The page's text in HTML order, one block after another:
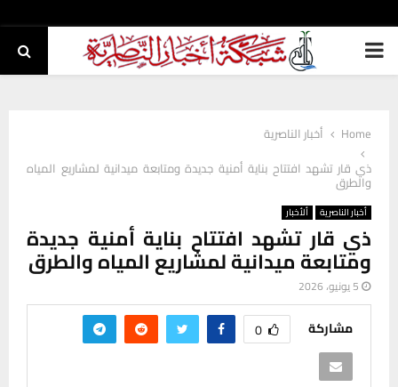
PRIMARY
Home
أخبار الناصرية
ذي قار تشهد افتتاح بناية أمنية جديدة ومتابعة ميدانية لمشاريع المياه
والطرق
أخبار الناصرية ألأخبار
ذي قار تشهد افتتاح بناية أمنية جديدة
ومتابعة ميدانية لمشاريع المياه والطرق
5 يونيو، 2026
مشاركة 0